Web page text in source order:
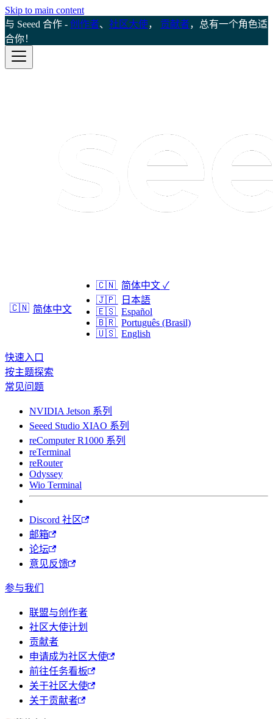
Skip to main content
与 Seeed 合作 - 创作者、 社区大使， 贡献者，总有一个角色适
合你！
🇨🇳 简体中文
🇨🇳 简体中文 ✓
🇯🇵
日本語
🇪🇸 Español
🇧🇷 Português (Brasil)
🇺🇸 English
快速入口
按主题探索
常见问题
NVIDIA Jetson 系列
Seeed Studio XIAO 系列
reComputer R1000 系列
reTerminal
reRouter
Odyssey
Wio Terminal
Discord 社区
邮箱
论坛
意见反馈
参与我们
联盟与创作者
社区大使计划
贡献者
申请成为社区大使
前往任务看板
关于社区大使
关于贡献者